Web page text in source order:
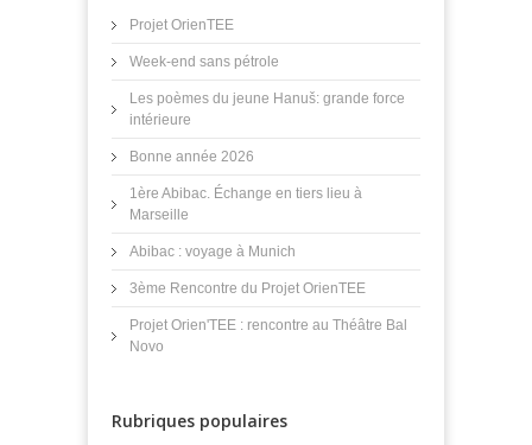
Projet OrienTEE
Week-end sans pétrole
Les poèmes du jeune Hanuš: grande force
intérieure
Bonne année 2026
1ère Abibac. Échange en tiers lieu à
Marseille
Abibac : voyage à Munich
3ème Rencontre du Projet OrienTEE
Projet Orien'TEE : rencontre au Théâtre Bal
Novo
Rubriques populaires